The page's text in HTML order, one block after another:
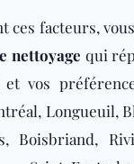
ces facteurs,
nettoyage qui
vos
Longueuil,
Boisbriand,